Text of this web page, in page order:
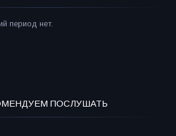
период нет.
ПОСЛУШАТЬ